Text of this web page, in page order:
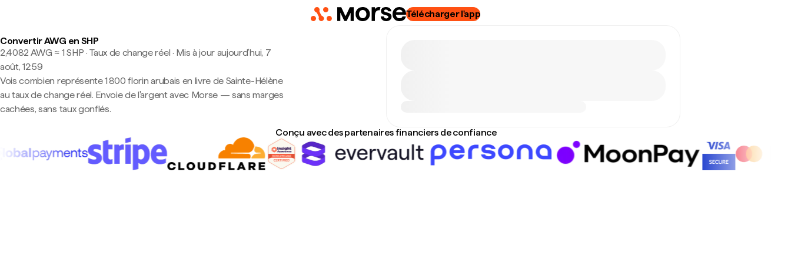
Télécharger l'app
Convertir AWG en SHP
2,4082 AWG ≈ 1 SHP · Taux de change réel · Mis à jour aujourd’hui, 7
août, 12:59
Vois combien représente 1 800 florin arubais en livre de Sainte-Hélène
au taux de change réel. Envoie de l'argent avec Morse — sans marges
cachées, sans taux gonflés.
Conçu avec des partenaires financiers de confiance